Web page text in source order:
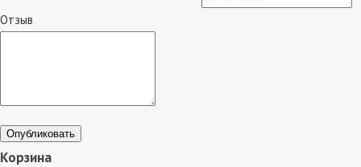
Отзыв
Опубликовать
Корзина